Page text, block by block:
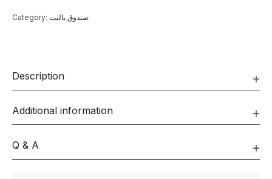
Category: صندوق باليت
Description
Additional information
Q & A